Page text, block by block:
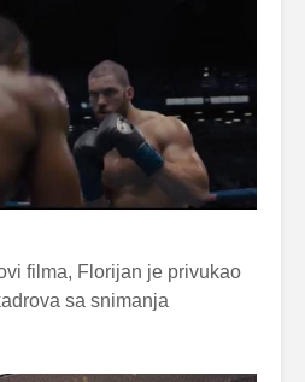
filma, Florijan je privukao
sa snimanja